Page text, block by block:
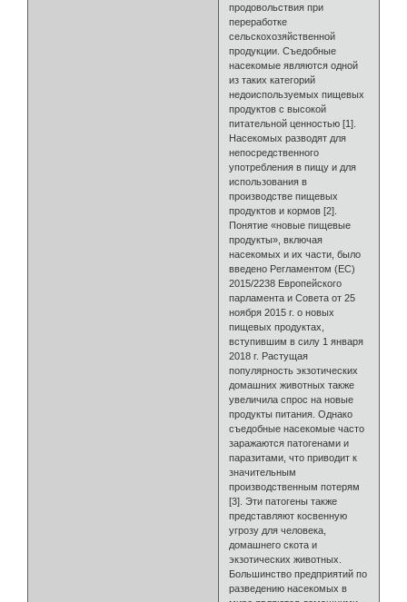
продовольствия при
переработке
сельскохозяйственной
продукции. Съедобные
насекомые являются одной
из таких категорий
недоиспользуемых пищевых
продуктов с высокой
питательной ценностью [1].
Насекомых разводят для
непосредственного
употребления в пищу и для
использования в
производстве пищевых
продуктов и кормов [2].
Понятие «новые пищевые
продукты», включая
насекомых и их части, было
введено Регламентом (ЕС)
2015/2238 Европейского
парламента и Совета от 25
ноября 2015 г. о новых
пищевых продуктах,
вступившим в силу 1 января
2018 г. Растущая
популярность экзотических
домашних животных также
увеличила спрос на новые
продукты питания. Однако
съедобные насекомые часто
заражаются патогенами и
паразитами, что приводит к
значительным
производственным потерям
[3]. Эти патогены также
представляют косвенную
угрозу для человека,
домашнего скота и
экзотических животных.
Большинство предприятий по
разведению насекомых в